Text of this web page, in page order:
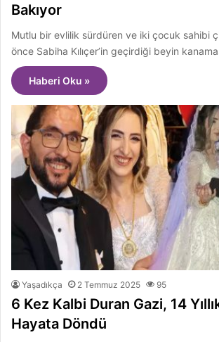
Bakıyor
Mutlu bir evlilik sürdüren ve iki çocuk sahibi
önce Sabiha Kılıçer’in geçirdiği beyin
Haberi Oku »
Yaşadıkça 2 Temmuz 2025 95
6 Kez Kalbi Duran Gazi, 14
Hayata Döndü